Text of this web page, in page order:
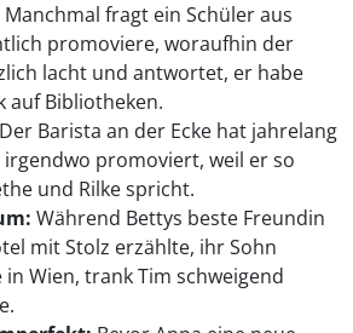
Manchmal fragt ein Schüler aus
promoviere, woraufhin der
lacht und antwortet, er habe
auf Bibliotheken.
Der Barista an der Ecke hat jahrelang
irgendwo promoviert, weil er so
und Rilke spricht.
Während Bettys beste Freundin
mit Stolz erzählte, ihr Sohn
Wien, trank Tim schweigend